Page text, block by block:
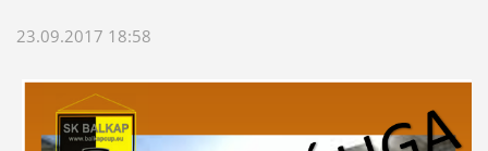
23.09.2017 18:58